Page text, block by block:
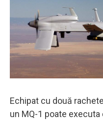
Echipat cu două
un MQ-1 poate